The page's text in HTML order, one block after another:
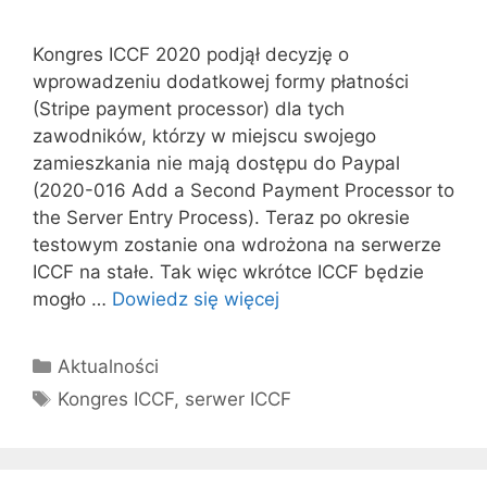
Kongres ICCF 2020 podjął decyzję o
wprowadzeniu dodatkowej formy płatności
(Stripe payment processor) dla tych
zawodników, którzy w miejscu swojego
zamieszkania nie mają dostępu do Paypal
(2020-016 Add a Second Payment Processor to
the Server Entry Process). Teraz po okresie
testowym zostanie ona wdrożona na serwerze
ICCF na stałe. Tak więc wkrótce ICCF będzie
mogło … Dowiedz się więcej
Kategorie
Aktualności
Tagi
Kongres ICCF, serwer ICCF